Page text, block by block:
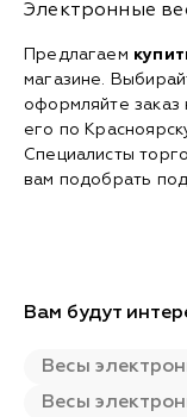
Электронные
Предлагаем
магазине.
оформляйте заказ
его по
Специалисты
вам подобрать
Вам будут
Весы
Весы